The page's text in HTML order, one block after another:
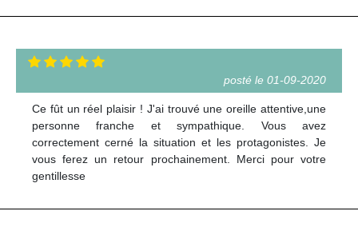
posté le 01-09-2020
Ce fût un réel plaisir ! J'ai trouvé une oreille attentive,une
personne franche et sympathique. Vous avez
correctement cerné la situation et les protagonistes. Je
vous ferez un retour prochainement. Merci pour votre
gentillesse